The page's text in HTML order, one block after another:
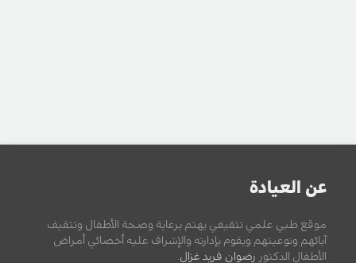
عن العيادة
موقع طبي علمي تثقيفي يهتم برعاية وصحة الأطفال وتثقيف
آبائهم وتوعيتهم ويقوم بإدارته والإشراف عليه أخصائي أمراض
الأطفال الدكتور رضوان فريد غزال.